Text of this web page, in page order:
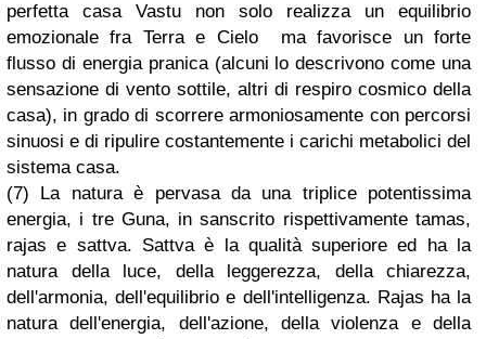
perfetta casa Vastu non solo realizza un equilibrio
emozionale fra Terra e Cielo ma favorisce un forte
flusso di energia pranica (alcuni lo descrivono come una
sensazione di vento sottile, altri di respiro cosmico della
casa), in grado di scorrere armoniosamente con percorsi
sinuosi e di ripulire costantemente i carichi metabolici del
sistema casa.
(7) La natura è pervasa da una triplice potentissima
energia, i tre Guna, in sanscrito rispettivamente tamas,
rajas e sattva. Sattva è la qualità superiore ed ha la
natura della luce, della leggerezza, della chiarezza,
dell'armonia, dell'equilibrio e dell'intelligenza. Rajas ha la
natura dell'energia, dell'azione, della violenza e della